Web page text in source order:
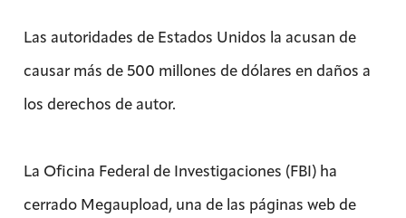
Las autoridades de Estados Unidos la acusan de
causar más de 500 millones de dólares en daños a
los derechos de autor.
La Oficina Federal de Investigaciones (FBI) ha
cerrado Megaupload, una de las páginas web de